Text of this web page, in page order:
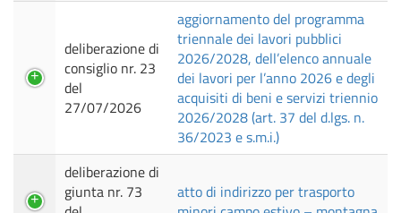
deliberazione di
consiglio nr. 23
del
27/07/2026
aggiornamento del programma
triennale dei lavori pubblici
2026/2028, dell’elenco annuale
dei lavori per l’anno 2026 e degli
acquisiti di beni e servizi triennio
2026/2028 (art. 37 del d.lgs. n.
36/2023 e s.m.i.)
deliberazione di
giunta nr. 73
atto di indirizzo per trasporto